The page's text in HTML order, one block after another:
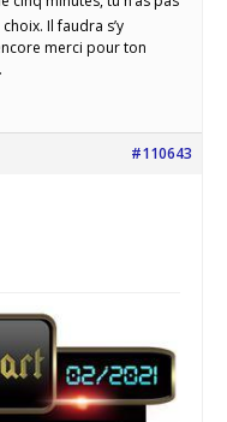
Il faudra s’y
merci pour ton
#110643